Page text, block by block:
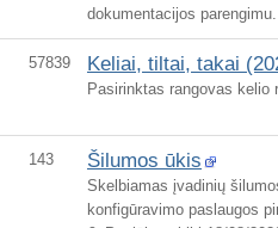
dokumentacijos parengimu.
57839 Keliai, tiltai, takai
Pasirinktas rangovas kelio
143 Šilumos ūkis
Skelbiamas įvadinių
konfigūravimo paslaugos